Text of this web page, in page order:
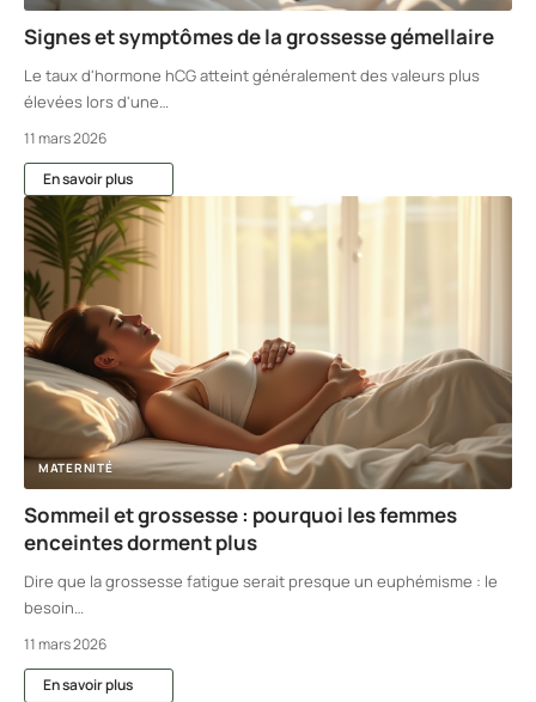
Signes et symptômes de la grossesse gémellaire
Le taux d'hormone hCG atteint généralement des valeurs plus
élevées lors d'une…
11 mars 2026
En savoir plus
MATERNITÉ
Sommeil et grossesse : pourquoi les femmes
enceintes dorment plus
Dire que la grossesse fatigue serait presque un euphémisme : le
besoin…
11 mars 2026
En savoir plus